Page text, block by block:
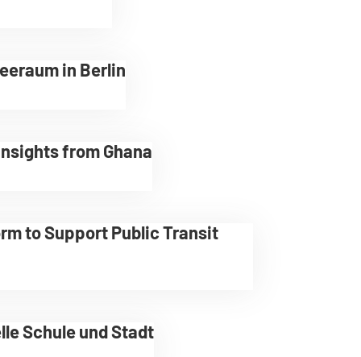
in Berlin
from Ghana
to Support Public Transit
Schule und Stadt